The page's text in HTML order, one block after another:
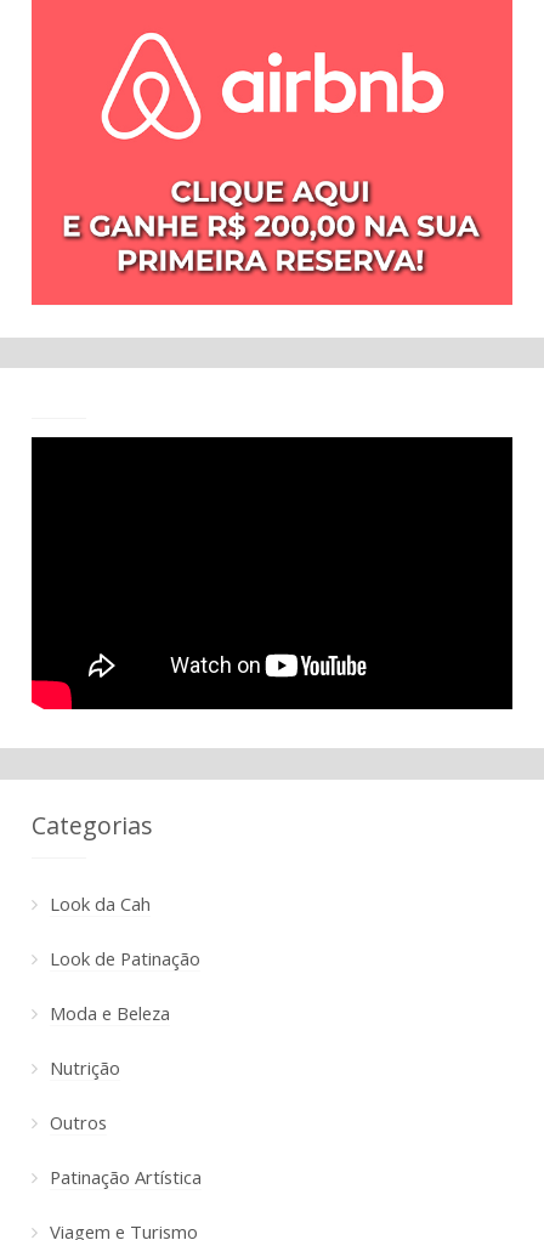
Categorias
Look da Cah
Look de Patinação
Moda e Beleza
Nutrição
Outros
Patinação Artística
Viagem e Turismo